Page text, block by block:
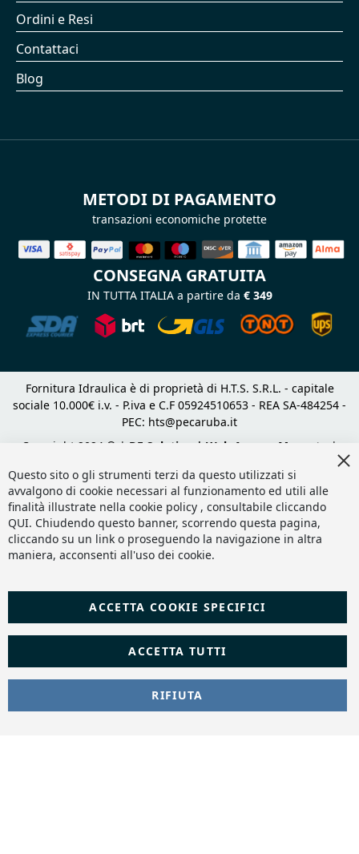
Ordini e Resi
Contattaci
Blog
METODI DI PAGAMENTO
transazioni economiche protette
CONSEGNA GRATUITA
IN TUTTA ITALIA a partire da € 349
Fornitura Idraulica è di proprietà di H.T.S. S.R.L. - capitale
sociale 10.000€ i.v. - P.iva e C.F 05924510653 - REA SA-484254 -
PEC: hts@pecaruba.it
Copyright 2024 © | DF Solution | Web Agency Magento
|
Questo sito o gli strumenti terzi da questo utilizzati si
avvalgono di cookie necessari al funzionamento ed utili alle
finalità illustrate nella cookie policy , consultabile cliccando
QUI. Chiudendo questo banner, scorrendo questa pagina,
cliccando su un link o proseguendo la navigazione in altra
maniera, acconsenti all'uso dei cookie.
ACCETTA TUTTI
ACCETTA COOKIE SPECIFICI
RIFIUTA